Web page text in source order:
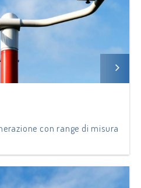
con range di misura